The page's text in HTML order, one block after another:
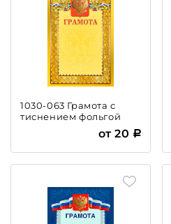
1030-063 Грамота с
тиснением фольгой
от 20